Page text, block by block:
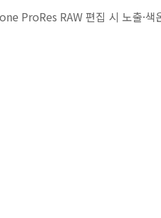
ProRes RAW 편집 시 노출·색